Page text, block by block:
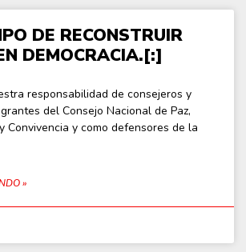
DE RECONSTRUIR
DEMOCRACIA.[:]
responsabilidad de consejeros y
del Consejo Nacional de Paz,
Convivencia y como defensores de la
»